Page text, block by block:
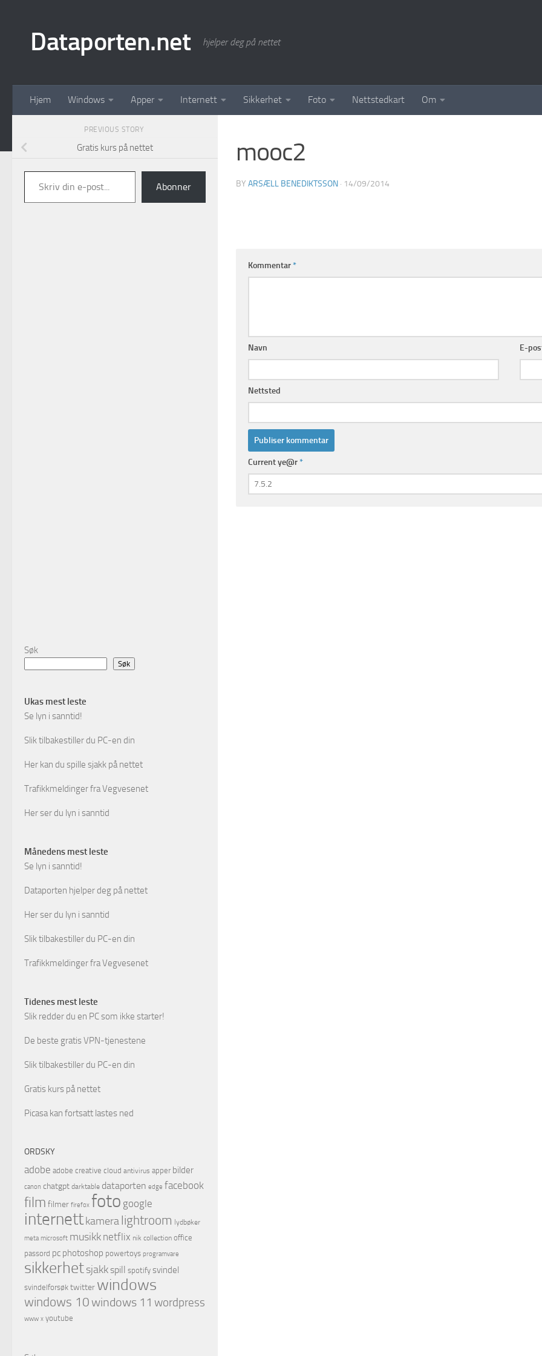
Dataporten.net hjelper deg på nettet
Hjem Windows Apper Internett Sikkerhet Foto Nettstedkart Om
mooc2
BY ARSÆLL BENEDIKTSSON · 14/09/2014
Kommentar*
Navn E-
Nettsted
Current ye@r*
PREVIOUS STORY
Gratis kurs på nettet
Skriv din e-post...
Abonner
Søk
Søk
Ukas mest leste
Se lyn i sanntid!
Slik tilbakestiller du PC-en din
Her kan du spille sjakk på nettet
Trafikkmeldinger fra Vegvesenet
Her ser du lyn i sanntid
Månedens mest leste
Se lyn i sanntid!
Dataporten hjelper deg på nettet
Her ser du lyn i sanntid
Slik tilbakestiller du PC-en din
Trafikkmeldinger fra Vegvesenet
Tidenes mest leste
Slik redder du en PC som ikke starter!
De beste gratis VPN-tjenestene
Slik tilbakestiller du PC-en din
Gratis kurs på nettet
Picasa kan fortsatt lastes ned
ORDSKY
adobe adobe creative cloud antivirus apper bilder
canon chatgpt darktable dataporten edge facebook
film filmer firefox foto google
internettkameralightroom lydbøker
meta microsoft musikk netflix nik collection office
passord pc photoshop powertoys programvare
sikkerhetsjakkspill spotify svindel
svindelforsøk twitter windows
windows 10windows 11 wordpress
www x youtube